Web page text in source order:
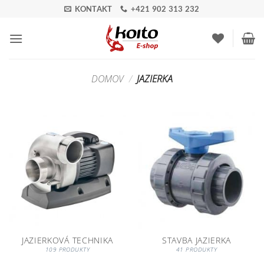
content
KONTAKT +421 902 313 232
DOMOV / JAZIERKA
JAZIERKOVÁ TECHNIKA
109 PRODUKTY
STAVBA JAZIERKA
41 PRODUKTY